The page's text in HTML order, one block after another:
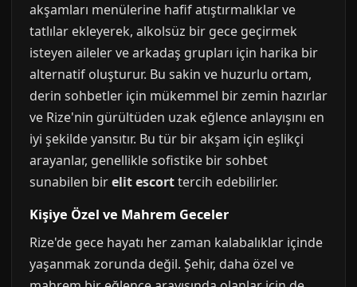
akşamları menülerine hafif atıştırmalıklar ve
tatlılar ekleyerek, alkolsüz bir gece geçirmek
isteyen aileler ve arkadaş grupları için harika bir
alternatif oluşturur. Bu sakin ve huzurlu ortam,
derin sohbetler için mükemmel bir zemin hazırlar
ve Rize'nin gürültüden uzak eğlence anlayışını en
iyi şekilde yansıtır. Bu tür bir akşam için eşlikçi
arayanlar, genellikle sofistike bir sohbet
sunabilen birelit escorttercih edebilirler.
Kişiye Özel ve Mahrem Geceler
Rize'de gece hayatı her zaman kalabalıklar içinde
yaşanmak zorunda değil. Şehir, daha özel ve